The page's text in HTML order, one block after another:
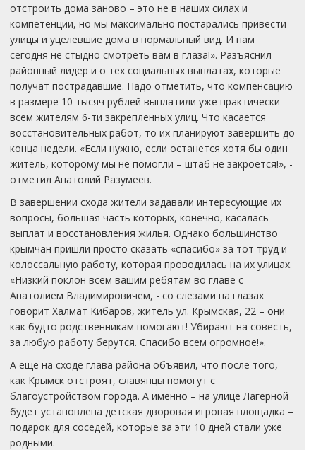
отстроить дома заново – это не в наших силах и
компетенции, но мы максимально постарались привести
улицы и уцелевшие дома в нормальный вид. И нам
сегодня не стыдно смотреть вам в глаза!». Разъяснил
районный лидер и о тех социальных выплатах, которые
получат пострадавшие. Надо отметить, что компенсацию
в размере 10 тысяч рублей выплатили уже практически
всем жителям 6-ти закрепленных улиц. Что касается
восстановительных работ, то их планируют завершить до
конца недели. «Если нужно, если останется хотя бы один
житель, которому мы не помогли – штаб не закроется!», -
отметил Анатолий Разумеев.
В завершении схода жители задавали интересующие их
вопросы, большая часть которых, конечно, касалась
выплат и восстановления жилья. Однако большинство
крымчан пришли просто сказать «спасибо» за тот труд и
колоссальную работу, которая проводилась на их улицах.
«Низкий поклон всем вашим ребятам во главе с
Анатолием Владимировичем, - со слезами на глазах
говорит Халмат Кибаров, житель ул. Крымская, 22 – они
как будто родственникам помогают! Убирают на совесть,
за любую работу берутся. Спасибо всем огромное!».
А еще на сходе глава района объявил, что после того,
как Крымск отстроят, славянцы помогут с
благоустройством города. А именно – на улице Лагерной
будет установлена детская дворовая игровая площадка –
подарок для соседей, которые за эти 10 дней стали уже
родными.